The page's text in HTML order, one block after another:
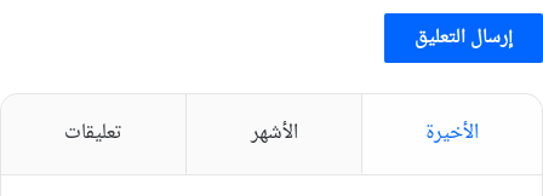
الأخيرة الأشهر تعليقات